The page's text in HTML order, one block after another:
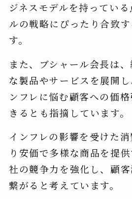
ジネスモデルを持ってい
ルの戦略にぴったり合致
す。
また、ブシャール会長は
な製品やサービスを展開
ンフレに悩む顧客への価
きるとも指摘しています。
インフレの影響を受けた
り安価で多様な商品を提
社の競争力を強化し、顧
繋がると考えています。